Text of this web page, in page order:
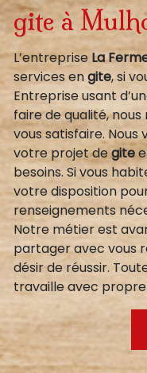
gite à
L’entreprise La
services engite, si
Entreprise usant
faire de qualité,
vous satisfaire. Nous
votre projet degite
besoins. Si vous
votre disposition
renseignements
Notre métier est
partager avec vous
désir de réussir.
travaille avec